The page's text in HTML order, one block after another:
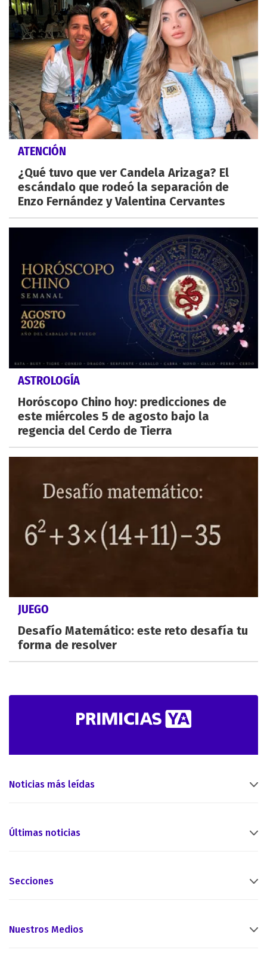
ATENCIÓN
¿Qué tuvo que ver Candela Arizaga? El
escándalo que rodeó la separación de
Enzo Fernández y Valentina Cervantes
ASTROLOGÍA
Horóscopo Chino hoy: predicciones de
este miércoles 5 de agosto bajo la
regencia del Cerdo de Tierra
JUEGO
Desafío Matemático: este reto desafía tu
forma de resolver
Noticias más leídas
Últimas noticias
Secciones
Nuestros Medios